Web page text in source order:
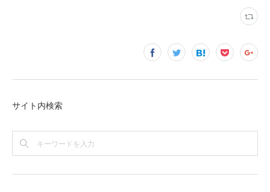
サイト内検索